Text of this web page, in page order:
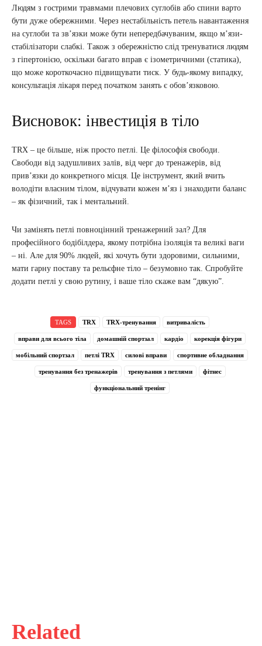
Related
Людям з гострими травмами плечових суглобів або спини варто
бути дуже обережними. Через нестабільність петель навантаження
на суглоби та зв’язки може бути непередбачуваним, якщо м’язи-
стабілізатори слабкі. Також з обережністю слід тренуватися людям
з гіпертонією, оскільки багато вправ є ізометричними (статика),
що може короткочасно підвищувати тиск. У будь-якому випадку,
консультація лікаря перед початком занять є обов’язковою.
Висновок: інвестиція в тіло
TRX – це більше, ніж просто петлі. Це філософія свободи.
Свободи від задушливих залів, від черг до тренажерів, від
прив’язки до конкретного місця. Це інструмент, який вчить
володіти власним тілом, відчувати кожен м’яз і знаходити баланс
– як фізичний, так і ментальний.
Чи замінять петлі повноцінний тренажерний зал? Для
професійного бодібілдера, якому потрібна ізоляція та великі ваги
– ні. Але для 90% людей, які хочуть бути здоровими, сильними,
мати гарну поставу та рельєфне тіло – безумовно так. Спробуйте
додати петлі у свою рутину, і ваше тіло скаже вам “дякую”.
TAGS TRX TRX-тренування витривалість
вправи для всього тіла домашній спортзал кардіо корекція фігури
мобільний спортзал петлі TRX силові вправи спортивне обладнання
тренування без тренажерів тренування з петлями фітнес
функціональний тренінг